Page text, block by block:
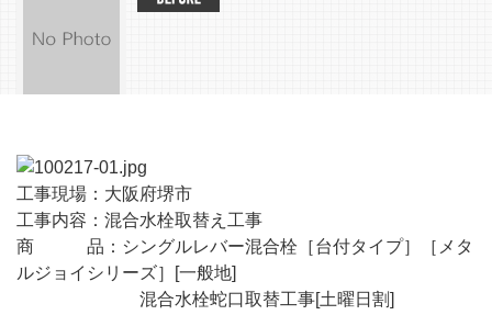
工事現場：大阪府堺市
工事内容：混合水栓取替え工事
商 品： シングルレバー混合栓［台付タイプ］［メタ
ルジョイシリーズ］[一般地]
混合水栓蛇口取替工事[土曜日割]